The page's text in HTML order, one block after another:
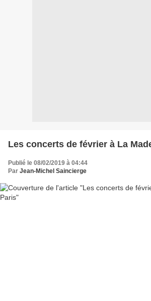
Les concerts de février à La
Publié le 08/02/2019 à 04:44
Par Jean-Michel Saincierge